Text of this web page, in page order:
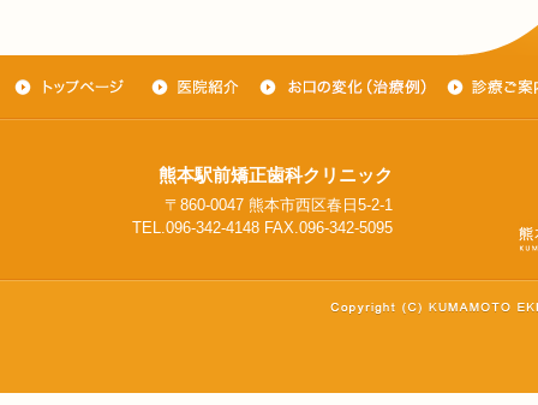
熊本駅前矯正歯科クリニック
〒860-0047 熊本市西区春日5-2-1
TEL.096-342-4148 FAX.096-342-5095